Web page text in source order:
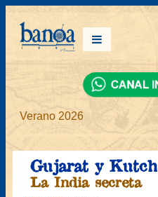
Verano 2026
Gujarat y Kutch
La India secreta